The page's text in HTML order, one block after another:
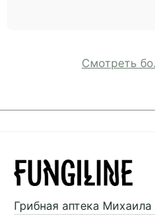
Смотреть
Грибная аптека Михаила